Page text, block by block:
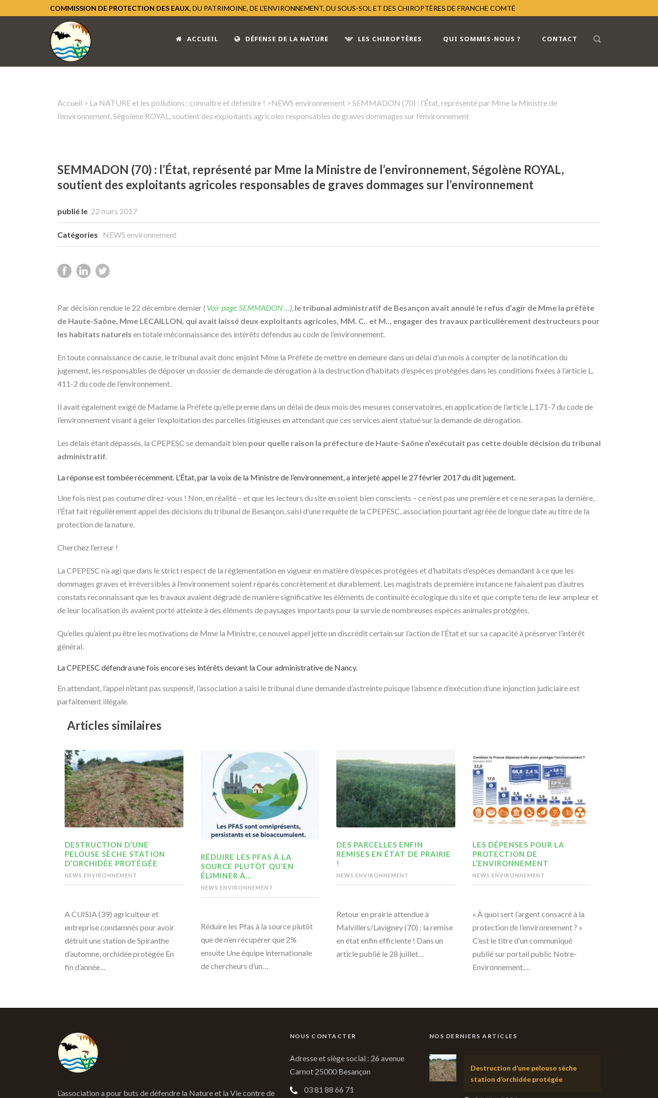
COMMISSION DE PROTECTION DES EAUX, DU PATRIMOINE, DE L'ENVIRONNEMENT, DU SOUS-SOL ET DES CHIROPTÈRES DE FRANCHE COMTÉ
ACCUEIL DÉFENSE DE LA NATURE LES CHIROPTÈRES QUI SOMMES-NOUS ? CONTACT
Accueil > La NATURE et les pollutions : connaître et défendre ! >NEWS environnement > SEMMADON (70) : l’État, représenté par Mme la Ministre de
l’environnement, Ségolène ROYAL, soutient des exploitants agricoles responsables de graves dommages sur l’environnement
SEMMADON (70) : l’État, représenté par Mme la Ministre de l’environnement, Ségolène ROYAL,
soutient des exploitants agricoles responsables de graves dommages sur l’environnement
publié le 22 mars 2017
Catégories NEWS environnement
Par décision rendue le 22 décembre dernier (Voir page: SEMMADON …), le tribunal administratif de Besançon avait annulé le refus d’agir de Mme la préfète
de Haute-Saône, Mme LECAILLON, qui avait laissé deux exploitants agricoles, MM. C.. et M.., engager des travaux particulièrement destructeurs pour
les habitats naturels en totale méconnaissance des intérêts défendus au code de l’environnement.
En toute connaissance de cause, le tribunal avait donc enjoint Mme la Préfète de mettre en demeure dans un délai d’un mois à compter de la notification du
jugement, les responsables de déposer un dossier de demande de dérogation à la destruction d’habitats d’espèces protégées dans les conditions fixées à l’article L.
411-2 du code de l’environnement.
Il avait également exigé de Madame la Préfète qu’elle prenne dans un délai de deux mois des mesures conservatoires, en application de l’article L.171-7 du code de
l’environnement visant à geler l’exploitation des parcelles litigieuses en attendant que ces services aient statué sur la demande de dérogation.
Les délais étant dépassés, la CPEPESC se demandait bien pour quelle raison la préfecture de Haute-Saône n’exécutait pas cette double décision du tribunal
administratif.
La réponse est tombée récemment. L’État, par la voix de la Ministre de l’environnement, a interjeté appel le 27 février 2017 du dit jugement.
Une fois n’est pas coutume direz-vous ! Non, en réalité – et que les lecteurs du site en soient bien conscients – ce n’est pas une première et ce ne sera pas la dernière,
l’État fait régulièrement appel des décisions du tribunal de Besançon, saisi d’une requête de la CPEPESC, association pourtant agréée de longue date au titre de la
protection de la nature.
Cherchez l’erreur !
La CPEPESC n’a agi que dans le strict respect de la réglementation en vigueur en matière d’espèces protégées et d’habitats d’espèces demandant à ce que les
dommages graves et irréversibles à l’environnement soient réparés concrètement et durablement. Les magistrats de première instance ne faisaient pas d’autres
constats reconnaissant que les travaux avaient dégradé de manière significative les éléments de continuité écologique du site et que compte tenu de leur ampleur et
de leur localisation ils avaient porté atteinte à des éléments de paysages importants pour la survie de nombreuses espèces animales protégées.
Qu’elles qu’aient pu être les motivations de Mme la Ministre, ce nouvel appel jette un discrédit certain sur l’action de l’État et sur sa capacité à préserver l’intérêt
général.
La CPEPESC défendra une fois encore ses intérêts devant la Cour administrative de Nancy.
En attendant, l’appel n’étant pas suspensif, l’association a saisi le tribunal d’une demande d’astreinte puisque l’absence d’exécution d’une injonction judiciaire est
parfaitement illégale.
Articles similaires
DESTRUCTION D’UNE
PELOUSE SÈCHE STATION
D’ORCHIDÉE PROTÉGÉE
NEWS ENVIRONNEMENT
A CUISIA (39) agriculteur et
entreprise condamnés pour avoir
détruit une station de Spiranthe
d’automne, orchidée protégée En
fin d’année…
RÉDUIRE LES PFAS À LA
SOURCE PLUTÔT QU’EN
ÉLIMINER À…
NEWS ENVIRONNEMENT
Réduire les Pfas à la source plutôt
que de n’en récupérer que 2%
ensuite Une équipe internationale
de chercheurs d’un…
DES PARCELLES ENFIN
REMISES EN ÉTAT DE PRAIRIE
!
NEWS ENVIRONNEMENT
Retour en prairie attendue à
Malvillers/Lavigney (70) : la remise
en état enfin efficiente ! Dans un
article publié le 28 juillet…
LES DÉPENSES POUR LA
PROTECTION DE
L’ENVIRONNEMENT
NEWS ENVIRONNEMENT
« À quoi sert l’argent consacré à la
protection de l’environnement ? »
C’est le titre d’un communiqué
publié sur portail public Notre-
Environnement.…
L’association a pour buts de défendre la Nature et la Vie contre de
NOUS CONTACTER
Adresse et siège social : 26 avenue
Carnot 25000 Besançon
03 81 88 66 71
NOS DERNIERS ARTICLES
Destruction d’une pelouse sèche
station d’orchidée protégée